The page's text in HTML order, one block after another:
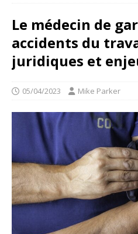
Le médecin de
accidents du
juridiques et
05/04/2023 Mike Parker